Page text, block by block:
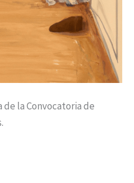
de la Convocatoria de